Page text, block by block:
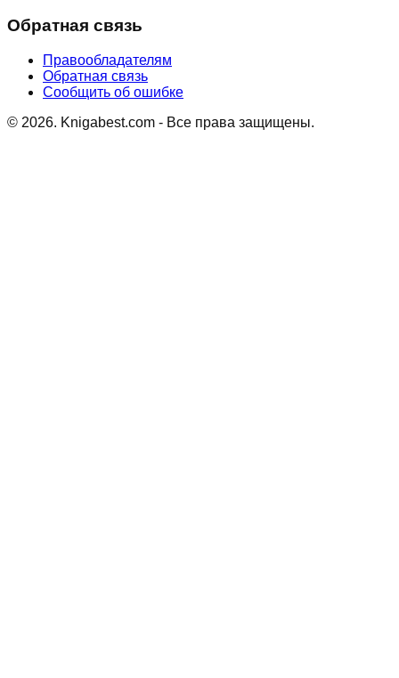
Обратная связь
Правообладателям
Обратная связь
Сообщить об ошибке
© 2026. Knigabest.com - Все права защищены.